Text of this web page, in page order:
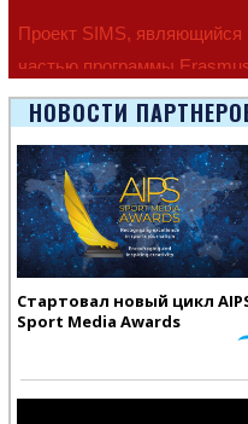
Проект SIMS, являющийся
частью программы
Европейско
НОВОСТИ
Стартовал новый цикл
Sport Media Awards